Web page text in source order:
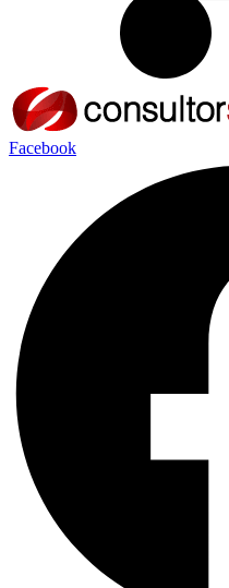
Facebook